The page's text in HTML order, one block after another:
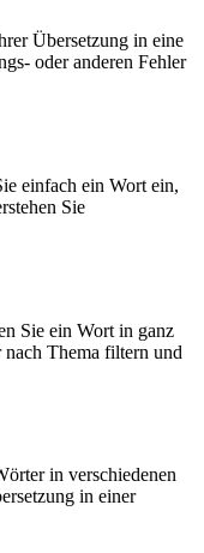
Übersetzung in eine
oder anderen Fehler
einfach ein Wort ein,
Sie
Sie ein Wort in ganz
nach Thema filtern und
in verschiedenen
in einer